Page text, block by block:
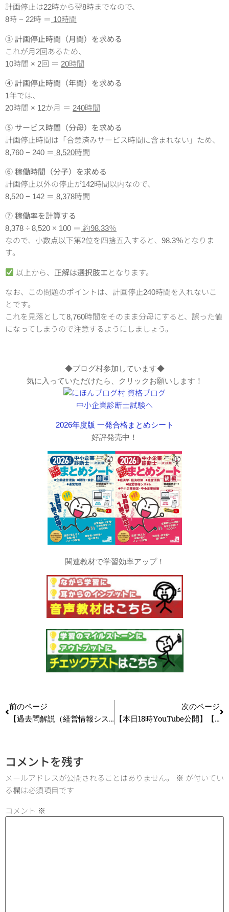
計画停止は22時から翌8時までなので、
8時 − 22時 ＝ 10時間
③ 計画停止時間（月間）を求める
これが月2回あるため、
10時間 × 2回 ＝ 20時間
④ 計画停止時間（年間）を求める
1年では、
20時間 × 12か月 ＝ 240時間
⑤ サービス時間（分母）を求める
計画停止時間は「合意済みサービス時間に含まれない」ため、
8,760 − 240 ＝ 8,520時間
⑥ 稼働時間（分子）を求める
計画停止以外の停止が142時間以内なので、
8,520 − 142 ＝ 8,378時間
⑦ 稼働率を計算する
8,378 ÷ 8,520 × 100 ＝ 約98.33％
なので、小数点以下第2位を四捨五入すると、 98.3％ となりま
す。
以上から、 正解は選択肢エ となります。
なお、この問題のポイントは、計画停止240時間を入れないこ
とです。
これを見落として8,760時間をそのまま分母にすると、誤った値
になってしまうので注意するようにしましょう。
◆ブログ村参加しています◆
気に入っていただけたら、クリックお願いします！
2026年度版 一発合格まとめシート
好評発売中！
関連教材で学習効率アップ！
前のページ
【過去問解説（経営情報システム）】R7 第16問 データウェアハウス #中小企業診断士試験
次のページ
【本日18時YouTube公開】【勘違い注意】経営法務が暗記だけで解けない理由_第411回
コメントを残す
メールアドレスが公開されることはありません。 ※ が付いてい
る欄は必須項目です
コメント ※